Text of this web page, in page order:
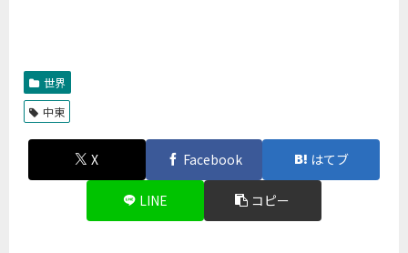
世界
中東
X Facebook はてブ
LINE コピー